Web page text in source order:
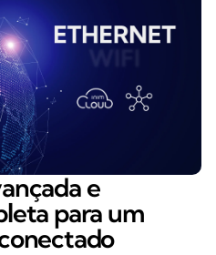
e
para um